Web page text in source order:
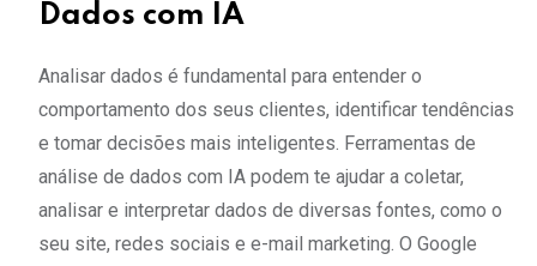
Dados com IA
Analisar dados é fundamental para entender o
comportamento dos seus clientes, identificar tendências
e tomar decisões mais inteligentes. Ferramentas de
análise de dados com IA podem te ajudar a coletar,
analisar e interpretar dados de diversas fontes, como o
seu site, redes sociais e e-mail marketing. O Google